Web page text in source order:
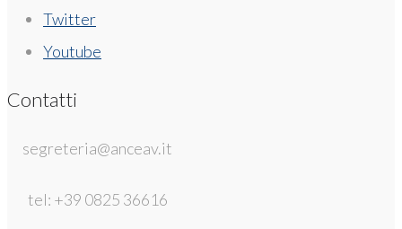
Twitter
Youtube
Contatti
segreteria@anceav.it
tel: +39 0825 36616